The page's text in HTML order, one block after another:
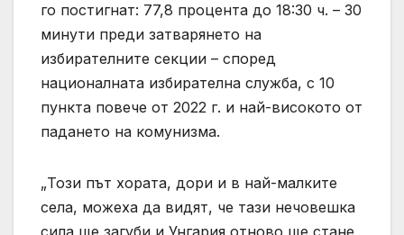
го постигнат: 77,8 процента до 18:30 ч. – 30
минути преди затварянето на
избирателните секции – според
националната избирателна служба, с 10
пункта повече от 2022 г. и най-високото от
падането на комунизма.
„Този ​​път хората, дори и в най-малките
села, можеха да видят, че тази нечовешка